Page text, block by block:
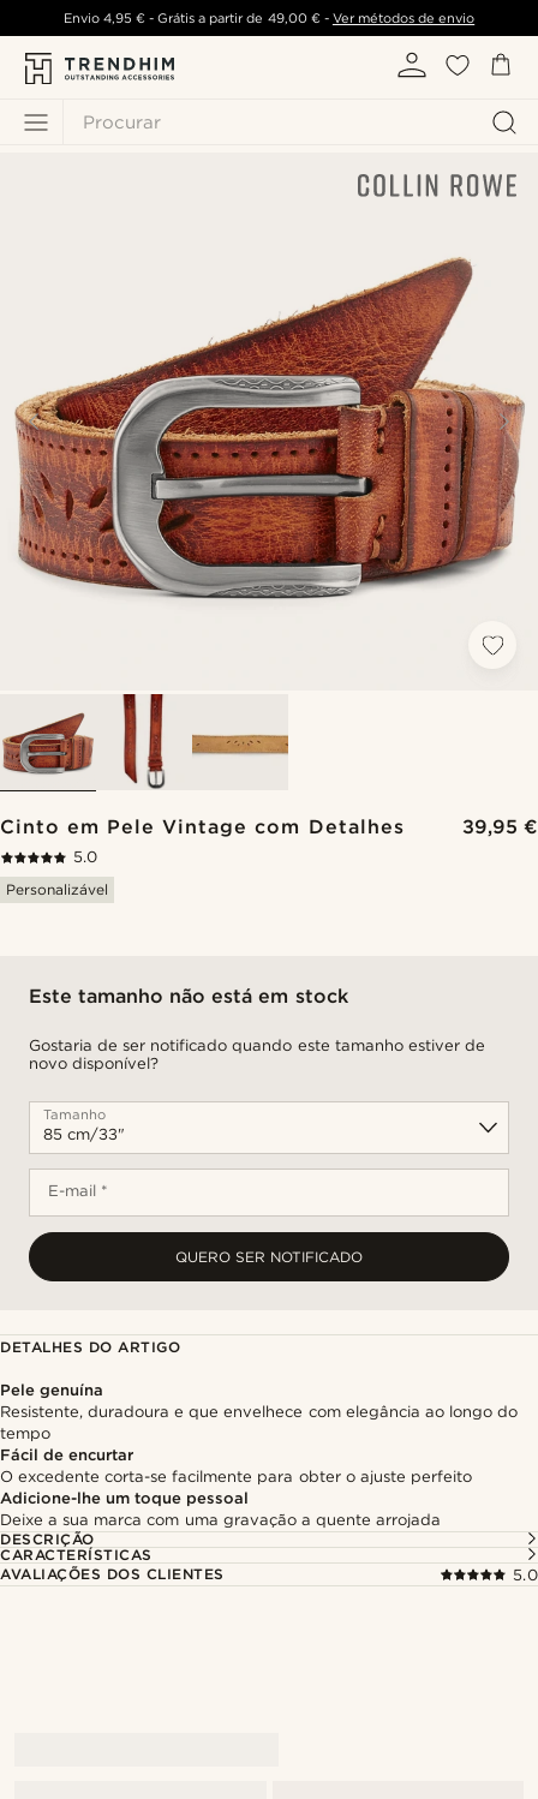
Procurar
Envio 4,95 €- Grátis a partir de 49,00 €- Ver métodos de envio
Cinto em Pele Vintage com Detalhes 39,95 €
5.0
Personalizável
Este tamanho não está em stock
Gostaria de ser notificado quando este tamanho estiver de
novo disponível?
Tamanho
E-mail *
QUERO SER NOTIFICADO
DETALHES DO ARTIGO
Pele genuína
Resistente, duradoura e que envelhece com elegância ao longo do
tempo
Fácil de encurtar
O excedente corta-se facilmente para obter o ajuste perfeito
Adicione-lhe um toque pessoal
Deixe a sua marca com uma gravação a quente arrojada
DESCRIÇÃO
CARACTERÍSTICAS
AVALIAÇÕES DOS CLIENTES
5.0